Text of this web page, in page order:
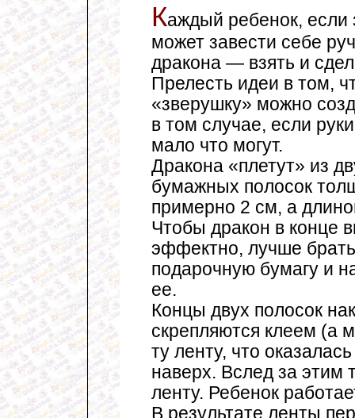
Каждый ребенок, если
может завести себе
дракона — взять и
Прелесть идеи в том,
«зверушку» можно
в том случае, если
мало что могут.
Дракона «плетут» из
бумажных полосок
примерно 2 см, а
Чтобы дракон в конце
эффектно, лучше брать
подарочную бумагу и
ее.
Концы двух полосок
скрепляются клеем (а
ту ленту, что
наверх. Вслед за этим
ленту. Ребенок
В результате ленты